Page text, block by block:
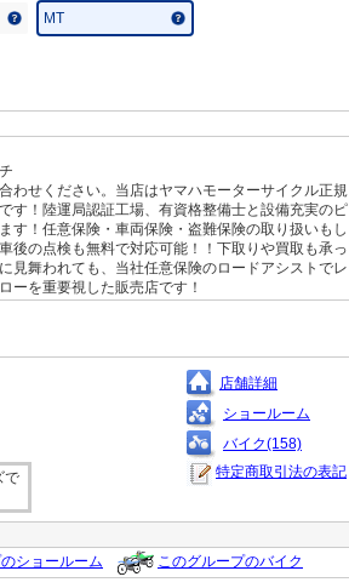
MT
わせください。当店はヤマハモーターサイクル正規
す！陸運局認証工場、有資格整備士と設備充実のピ
す！任意保険・車両保険・盗難保険の取り扱いもし
後の点検も無料で対応可能！！下取りや買取も承っ
見舞われても、当社任意保険のロードアシストでレ
ーを重要視した販売店です！
で
店舗詳細
ショールーム
バイク(158)
特定商取引法の表記
ショールーム このグループのバイク